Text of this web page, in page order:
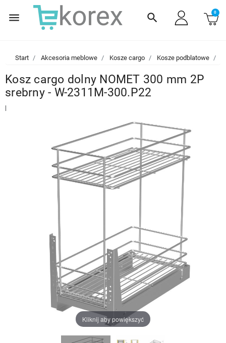
menu search 0
Start Akcesoria meblowe Kosze cargo Kosze podblatowe
Kosz cargo dolny NOMET 300 mm 2P
srebrny - W-2311M-300.P22
|
Kliknij aby powiększyć